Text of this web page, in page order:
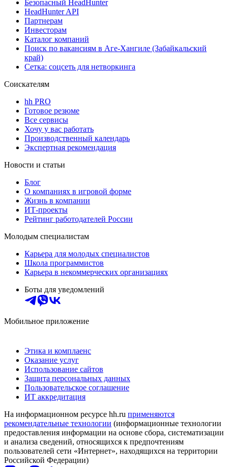
Безопасный HeadHunter
HeadHunter API
Партнерам
Инвесторам
Каталог компаний
Поиск по вакансиям в Аге-Хангиле (Забайкальский
край)
Сетка: соцсеть для нетворкинга
Соискателям
hh PRO
Готовое резюме
Все сервисы
Хочу у вас работать
Производственный календарь
Экспертная рекомендация
Новости и статьи
Блог
О компаниях в игровой форме
Жизнь в компании
ИТ-проекты
Рейтинг работодателей России
Молодым специалистам
Карьера для молодых специалистов
Школа программистов
Карьера в некоммерческих организациях
Боты для уведомлений
Мобильное приложение
Этика и комплаенс
Оказание услуг
Использование сайтов
Защита персональных данных
Пользовательское соглашение
ИТ аккредитация
На информационном ресурсе hh.ru применяются
рекомендательные технологии (информационные технологии
предоставления информации на основе сбора, систематизации
и анализа сведений, относящихся к предпочтениям
пользователей сети «Интернет», находящихся на территории
Российской Федерации)